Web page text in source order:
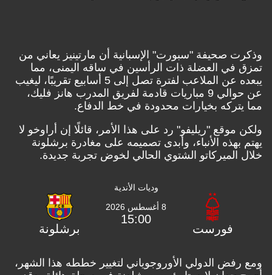
وذكرت صحيفة "سبورت" الإسبانية أن مارتينيز يعاني من
تمزق في العضلة ذات الرأسين في ساقه اليمنى، مما
يبعده عن الملاعب لفترة تصل إلى 5 أسابيع تقريبًا، ليغيب
عن حوالي 9 مباريات قادمة لفريق المدرب هانز فليك،
مما يتركه بخيارات محدودة في خط الدفاع.
ولكن موقع "ريليفو" رد على هذا الأمر، قائلًا إن أراوخو لا
يهتم بهذه الأنباء، وأبدى تصميمه على مغادرة برشلونة
خلال الميركاتو الشتوي الحالي لخوض تجربة جديدة.
وديات الأندية
فورست
8 أغسطس 2026
15:00
برشلونة
ومع رفض الدولي الأوروجوياني لتغيير خططه هذا الشهر،